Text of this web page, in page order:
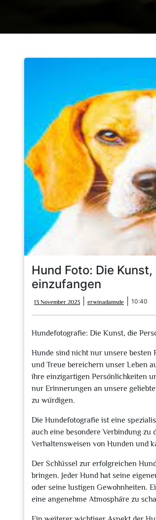
Hund Foto: Die
einzufangen
13 November 2023
November
2023
erwinadamsde 10:40
Hundefotografie: Die Kunst, die
Hunde sind nicht nur unsere besten
und Treue bereichern unser Leben
ihre einzigartigen Persönlichkeiten
nur Erinnerungen an unsere
zu würdigen.
Die Hundefotografie ist eine
auch eine besondere Verbindung
Verhaltensweisen von Hunden und
Der Schlüssel zur erfolgreichen
bringen. Jeder Hund hat seine
oder seine lustigen Gewohnheiten.
eine angenehme Atmosphäre zu